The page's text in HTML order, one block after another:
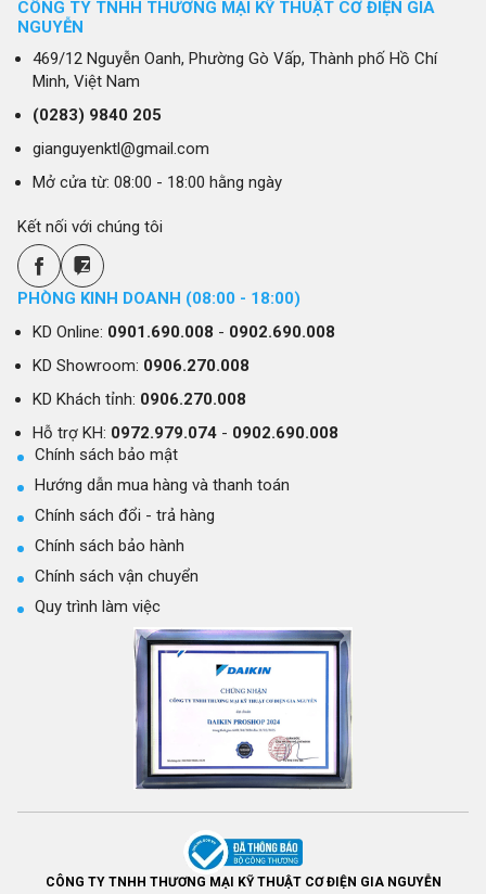
CÔNG TY TNHH THƯƠNG MẠI KỸ THUẬT CƠ ĐIỆN GIA
NGUYỄN
469/12 Nguyễn Oanh, Phường Gò Vấp, Thành phố Hồ Chí
Minh, Việt Nam
(0283) 9840 205
gianguyenktl@gmail.com
Mở cửa từ: 08:00 - 18:00 hằng ngày
Kết nối với chúng tôi
PHÒNG KINH DOANH (08:00 - 18:00)
KD Online: 0901.690.008 - 0902.690.008
KD Showroom: 0906.270.008
KD Khách tỉnh: 0906.270.008
Hỗ trợ KH: 0972.979.074- 0902.690.008
Chính sách bảo mật
Hướng dẫn mua hàng và thanh toán
Chính sách đổi - trả hàng
Chính sách bảo hành
Chính sách vận chuyển
Quy trình làm việc
CÔNG TY TNHH THƯƠNG MẠI KỸ THUẬT CƠ ĐIỆN GIA NGUYỄN